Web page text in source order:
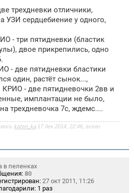
трехдневки отличники,
УЗИ сердцебиение у одного,
- три пятидневки (бластик
двое прикрепились, одно
- две пятидневки бластики
один, растёт сынок...,
КРИО - две пятидневочки 2вв и
имплантации не было,
трехдневочка 7с, ждемс....
katen_ka 17 дек 2014, 22:46, всего
в пеленках
80
27 окт 2011, 11:26
1 раз